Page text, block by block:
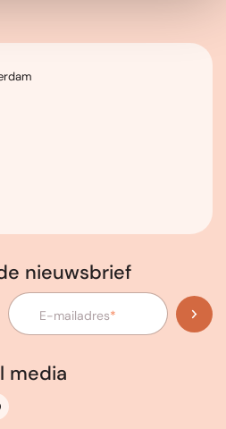
nieuwsbrief
E-mailadres*
media